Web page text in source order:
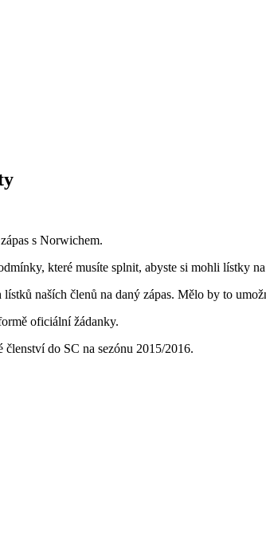
s Norwichem.
které musíte splnit, abyste si mohli lístky na
naších členů na daný zápas. Mělo by to
oficiální žádanky.
do SC na sezónu 2015/2016.